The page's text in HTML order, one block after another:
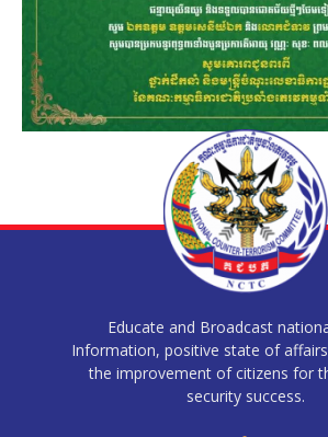
Educate and Broadcast
Information, positive state of
the improvement of citizens for
security success.